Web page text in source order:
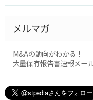
メルマガ
M&Aの動向がわかる！
大量保有報告書速報メー